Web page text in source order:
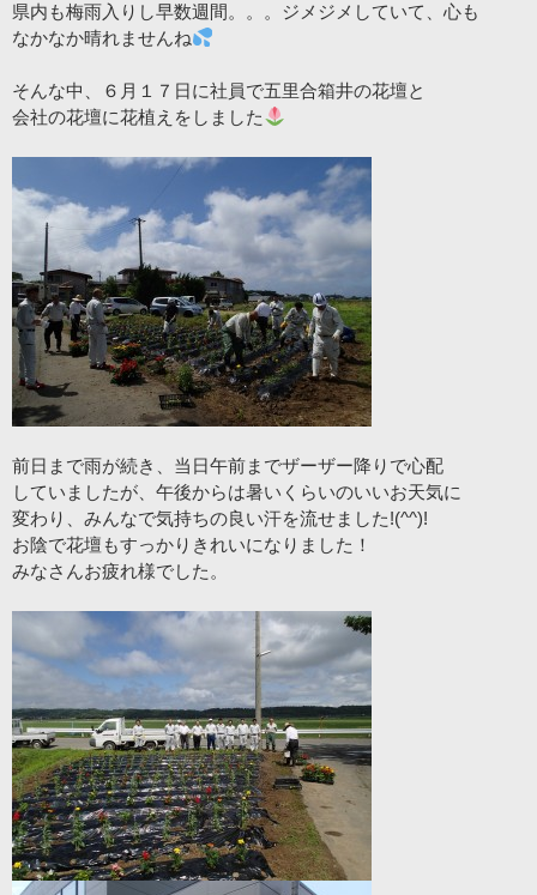
県内も梅雨入りし早数週間。。。ジメジメしていて、心も
なかなか晴れませんね
そんな中、６月１７日に社員で五里合箱井の花壇と
会社の花壇に花植えをしました
前日まで雨が続き、当日午前までザーザー降りで心配
していましたが、午後からは暑いくらいのいいお天気に
変わり、みんなで気持ちの良い汗を流せました!(^^)!
お陰で花壇もすっかりきれいになりました！
みなさんお疲れ様でした。